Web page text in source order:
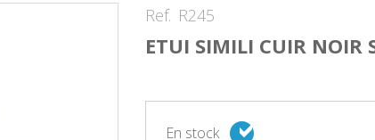
Ref. R245
ETUI SIMILI CUIR NOIR
En stock